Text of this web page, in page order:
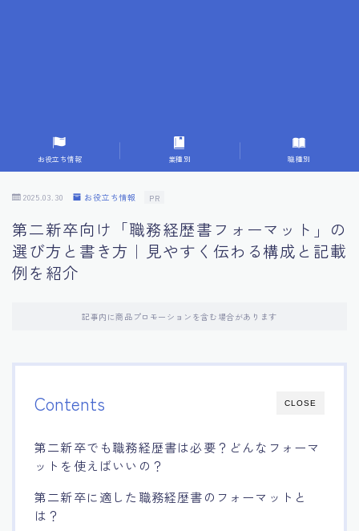
9.転職成功者の事例分析とアドバイス
10.面接官に好印象を与える方法
11.キャリアアップを目指す人の応募書類
12.エージェントから有益情報を得るコツ
お役立ち情報 業種別 職種別
2025.03.30 お役立ち情報 PR
第二新卒向け「職務経歴書フォーマット」の
選び方と書き方｜見やすく伝わる構成と記載
例を紹介
記事内に商品プロモーションを含む場合があります
CLOSE
Contents
第二新卒でも職務経歴書は必要？どんなフォーマ
ットを使えばいいの？
第二新卒に適した職務経歴書のフォーマットと
は？